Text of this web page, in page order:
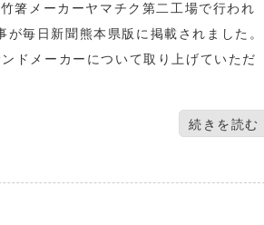
箸メーカーヤマチク第二工場で行われ
毎日新聞熊本県版に掲載されました。
ドメーカーについて取り上げていただ
続きを読む